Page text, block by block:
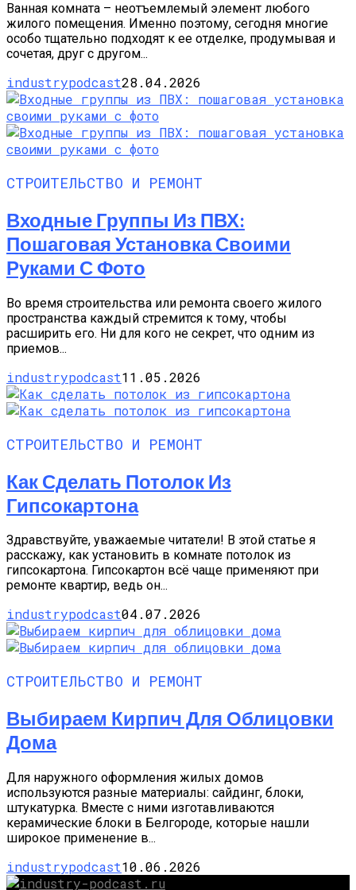
Ванная комната – неотъемлемый элемент любого
жилого помещения. Именно поэтому, сегодня многие
особо тщательно подходят к ее отделке, продумывая и
сочетая, друг с другом...
industrypodcast28.04.2026
СТРОИТЕЛЬСТВО И РЕМОНТ
Входные Группы Из ПВХ:
Пошаговая Установка Своими
Руками С Фото
Во время строительства или ремонта своего жилого
пространства каждый стремится к тому, чтобы
расширить его. Ни для кого не секрет, что одним из
приемов...
industrypodcast11.05.2026
СТРОИТЕЛЬСТВО И РЕМОНТ
Как Сделать Потолок Из
Гипсокартона
Здравствуйте, уважаемые читатели! В этой статье я
расскажу, как установить в комнате потолок из
гипсокартона. Гипсокартон всё чаще применяют при
ремонте квартир, ведь он...
industrypodcast04.07.2026
СТРОИТЕЛЬСТВО И РЕМОНТ
Выбираем Кирпич Для Облицовки
Дома
Для наружного оформления жилых домов
используются разные материалы: сайдинг, блоки,
штукатурка. Вместе с ними изготавливаются
керамические блоки в Белгороде, которые нашли
широкое применение в...
industrypodcast10.06.2026